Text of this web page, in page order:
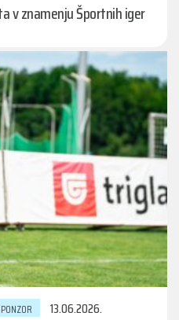
v znamenju Športnih iger
13.06.2026.